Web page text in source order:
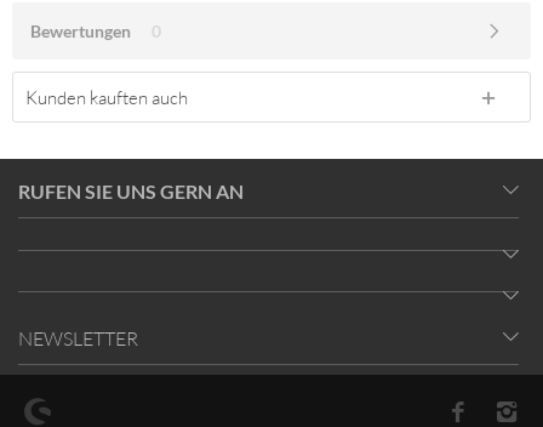
Bewertungen 0
Kunden kauften auch
RUFEN SIE UNS GERN AN
NEWSLETTER